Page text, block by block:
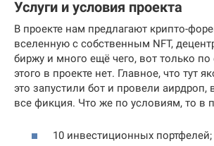
Услуги и условия проекта
В проекте нам предлагают крипто-
вселенную с собственным NFT,
биржу и много ещё чего, вот только по
этого в проекте нет. Главное, что тут
это запустили бот и провели аирдроп,
все фикция. Что же по условиям, то в
10 инвестиционных портфелей;